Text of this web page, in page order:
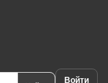
Войти